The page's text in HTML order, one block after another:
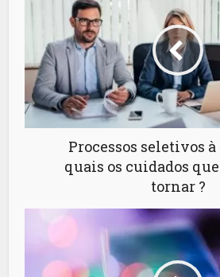
Processos seletivos
quais os cuidados
tornar ?